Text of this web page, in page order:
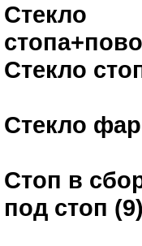
Стекло
Стекло
Стекло
Стоп в
под стоп (9)